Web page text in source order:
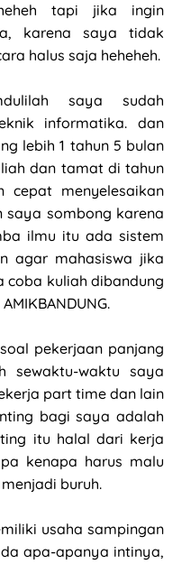
tapi jika ingin
karena saya tidak
halus saja heheheh.
saya sudah
informatika. dan
lebih 1 tahun 5 bulan
dan tamat di tahun
cepat menyelesaikan
saya sombong karena
ilmu itu ada sistem
agar mahasiswa jika
coba kuliah dibandung
pekerjaan panjang
sewaktu-waktu saya
part time dan lain
bagi saya adalah
itu halal dari kerja
kenapa harus malu
buruh.
usaha sampingan
apa-apanya intinya,